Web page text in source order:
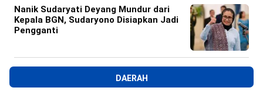
Nanik Sudaryati Deyang Mundur dari
Kepala BGN, Sudaryono Disiapkan Jadi
Pengganti
DAERAH